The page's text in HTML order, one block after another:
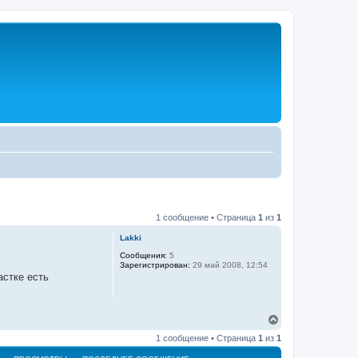
1 сообщение • Страница 1 из 1
Lakki
Сообщения: 5
Зарегистрирован: 29 май 2008, 12:54
есть
р
н
1 сообщение • Страница 1 из 1